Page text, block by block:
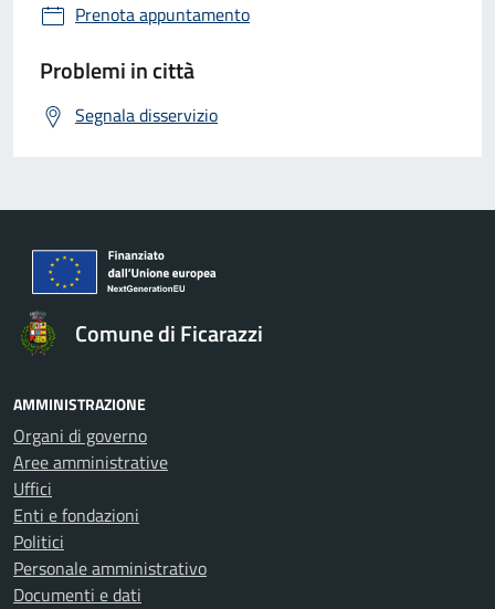
Prenota appuntamento
Problemi in città
Segnala disservizio
Comune di Ficarazzi
AMMINISTRAZIONE
Organi di governo
Aree amministrative
Uffici
Enti e fondazioni
Politici
Personale amministrativo
Documenti e dati